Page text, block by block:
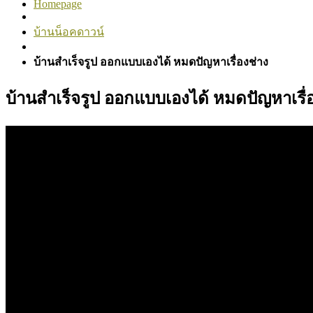
Homepage
บ้านน็อคดาวน์
บ้านสำเร็จรูป ออกแบบเองได้ หมดปัญหาเรื่องช่าง
บ้านสำเร็จรูป ออกแบบเองได้ หมดปัญหาเรื่